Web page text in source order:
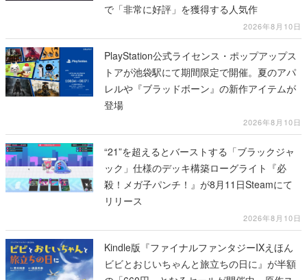
で「非常に好評」を獲得する人気作
2026年8月10日
PlayStation公式ライセンス・ポップアップス
トアが池袋駅にて期間限定で開催。夏のアパ
レルや『ブラッドボーン』の新作アイテムが
登場
2026年8月10日
“21”を超えるとバーストする「ブラックジャ
ック」仕様のデッキ構築ローグライト『必
殺！メガ子パンチ！』が8月11日Steamにて
リリース
2026年8月10日
Kindle版『ファイナルファンタジーIXえほん
ビビとおじいちゃんと旅立ちの日に』が半額